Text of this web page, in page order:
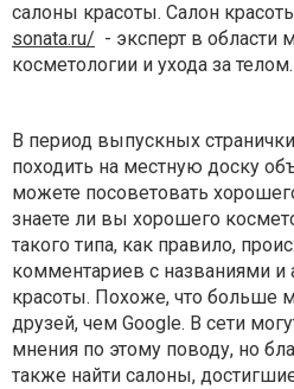
салоны красоты. Салон
sonata.ru/ - эксперт в области
косметологии и ухода за телом.
В период выпускных
походить на местную доску
можете посоветовать
знаете ли вы хорошего
такого типа, как правило,
комментариев с названиями и
красоты. Похоже, что
друзей, чем Google. В сети
мнения по этому поводу, но
также найти салоны,